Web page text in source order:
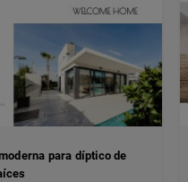
para díptico de